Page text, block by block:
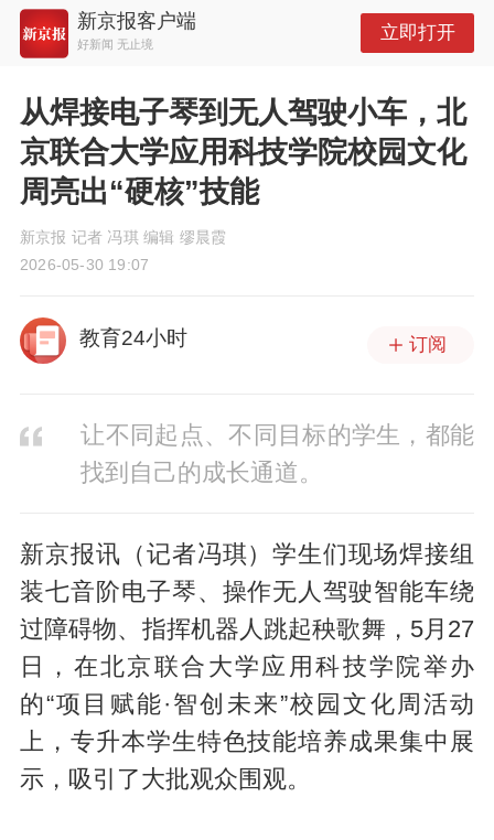
新京报客户端
好新闻 无止境
立即打开
从焊接电子琴到无人驾驶小车，北
京联合大学应用科技学院校园文化
周亮出“硬核”技能
新京报 记者 冯琪 编辑 缪晨霞
2026-05-30 19:07
教育24小时 订阅
让不同起点、不同目标的学生，都能
找到自己的成长通道。
新京报讯（记者冯琪）学生们现场焊接组
装七音阶电子琴、操作无人驾驶智能车绕
过障碍物、指挥机器人跳起秧歌舞，5月27
日，在北京联合大学应用科技学院举办
的“项目赋能·智创未来”校园文化周活动
上，专升本学生特色技能培养成果集中展
示，吸引了大批观众围观。